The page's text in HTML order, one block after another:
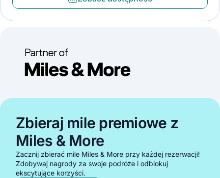
Zbieraj mile premiowe z
Miles & More
Zacznij zbierać mile Miles & More przy każdej rezerwacji!
Zdobywaj nagrody za swoje podróże i odblokuj
ekscytujące korzyści.